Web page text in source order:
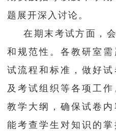
题展开深入讨论。
在期末考试方面，
和规范性。各教研室
试流程和标准，做好
及考试组织等各项工
教学大纲，确保试卷
能考查学生对知识的